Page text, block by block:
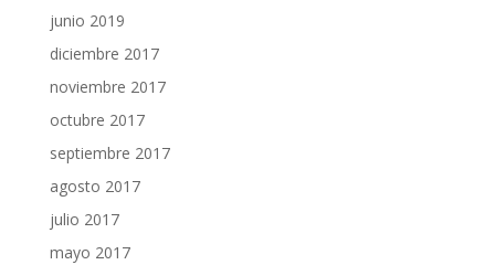
junio 2019
diciembre 2017
noviembre 2017
octubre 2017
septiembre 2017
agosto 2017
julio 2017
mayo 2017